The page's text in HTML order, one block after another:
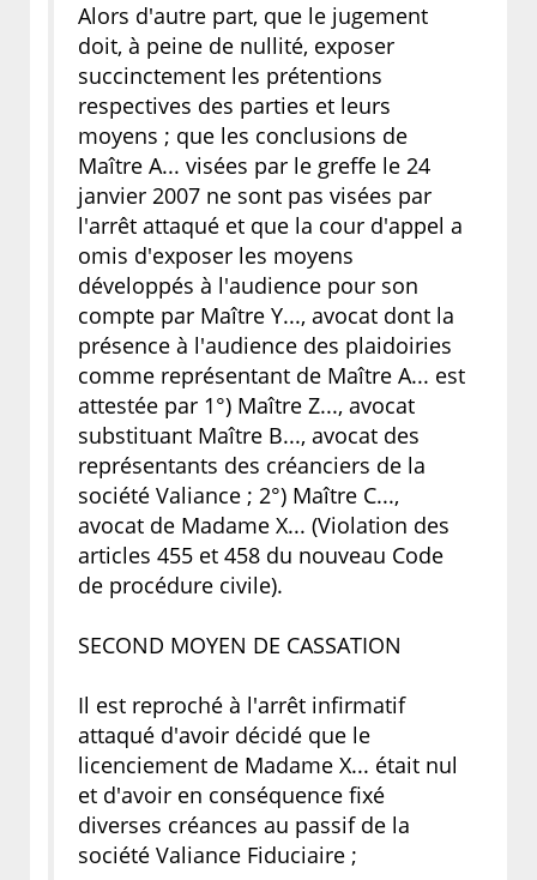
Alors d'autre part, que le jugement
doit, à peine de nullité, exposer
succinctement les prétentions
respectives des parties et leurs
moyens ; que les conclusions de
Maître A... visées par le greffe le 24
janvier 2007 ne sont pas visées par
l'arrêt attaqué et que la cour d'appel a
omis d'exposer les moyens
développés à l'audience pour son
compte par Maître Y..., avocat dont la
présence à l'audience des plaidoiries
comme représentant de Maître A... est
attestée par 1°) Maître Z..., avocat
substituant Maître B..., avocat des
représentants des créanciers de la
société Valiance ; 2°) Maître C...,
avocat de Madame X... (Violation des
articles 455 et 458 du nouveau Code
de procédure civile).
SECOND MOYEN DE CASSATION
Il est reproché à l'arrêt infirmatif
attaqué d'avoir décidé que le
licenciement de Madame X... était nul
et d'avoir en conséquence fixé
diverses créances au passif de la
société Valiance Fiduciaire ;